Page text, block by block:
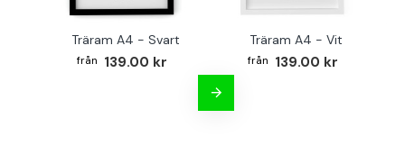
Träram A4 - Svart
139.00 kr
Träram A4 - Vit
139.00 kr